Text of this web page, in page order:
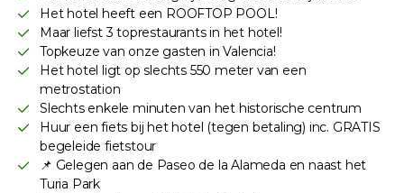
Het hotel heeft een ROOFTOP POOL!
Maar liefst 3 toprestaurants in het hotel!
Topkeuze van onze gasten in Valencia!
Het hotel ligt op slechts 550 meter van een
metrostation
Slechts enkele minuten van het historische centrum
Huur een fiets bij het hotel (tegen betaling) inc. GRATIS
begeleide fietstour
📌 Gelegen aan de Paseo de la Alameda en naast het
Turia Park